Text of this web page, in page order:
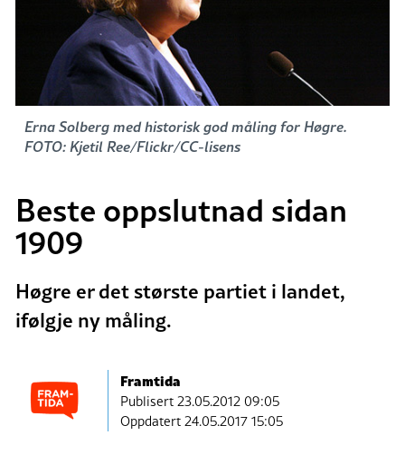
Erna Solberg med historisk god måling for Høgre.
FOTO: Kjetil Ree/Flickr/CC-lisens
Beste oppslutnad sidan
1909
Høgre er det største partiet i landet,
ifølgje ny måling.
Framtida
Publisert23.05.2012 09:05
Oppdatert 24.05.2017 15:05